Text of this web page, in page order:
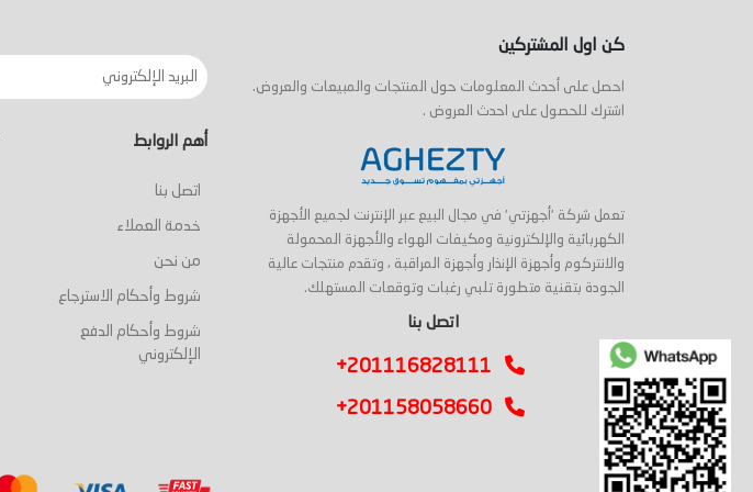
كن اول المشتركين
احصل على أحدث المعلومات حول المنتجات والمبيعات والعروض.
اشترك للحصول على احدث العروض .
تعمل شركة 'أجهزتي' في مجال البيع عبر الإنترنت لجميع الأجهزة
الكهربائية والإلكترونية ومكيفات الهواء والأجهزة المحمولة
والانتركوم وأجهزة الإنذار وأجهزة المراقبة ، وتقدم منتجات عالية
الجودة بتقنية متطورة تلبي رغبات وتوقعات المستهلك.
اتصل بنا
+201116828111
+201158058660
أهم الروابط
اتصل بنا
خدمة العملاء
من نحن
شروط وأحكام الاسترجاع
شروط وأحكام الدفع
الإلكتروني